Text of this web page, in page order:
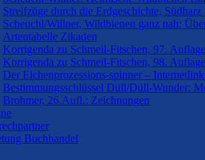
Streifzüge durch die Erdgeschichte,
Scheuchl/Willner, Wildbienen ganz nah:
Artentabelle Zikaden
Korrigenda zu Schmeil-Fitschen, 97. Auflage
Korrigenda zu Schmeil-Fitschen, 98. Auflage
Der Eichenprozessions-spinner –
Bestimmungsschlüssel Düll/Düll-Wunder:
Brohmer, 26.Aufl.: Zeichnungen
Buchhandel